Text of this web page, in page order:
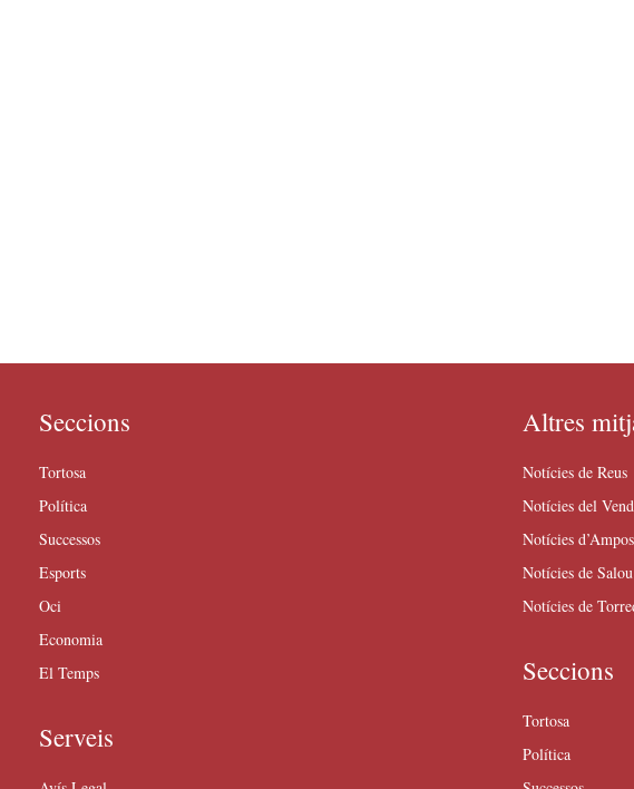
Seccions
Tortosa
Política
Successos
Esports
Oci
Economia
El Temps
Serveis
Altres
Notícies de Reus
Notícies del
Notícies
Notícies de Salou
Notícies de
Seccions
Tortosa
Política